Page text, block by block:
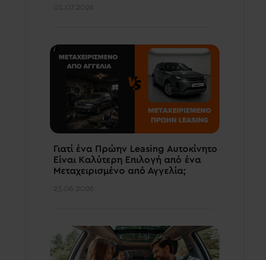
01.07.2026
Γιατί ένα Πρώην Leasing Αυτοκίνητο
Είναι Καλύτερη Επιλογή από ένα
Μεταχειρισμένο από Αγγελία;
23.06.2026